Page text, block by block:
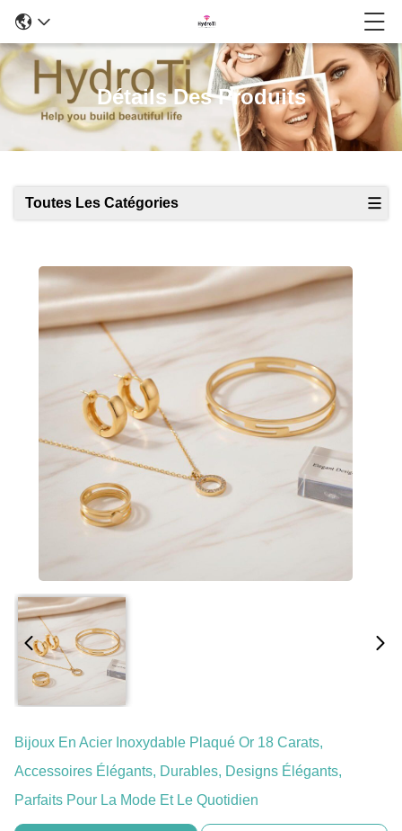
Détails Des Produits
Toutes Les Catégories
Bijoux En Acier Inoxydable Plaqué Or 18 Carats,
Accessoires Élégants, Durables, Designs Élégants,
Parfaits Pour La Mode Et Le Quotidien